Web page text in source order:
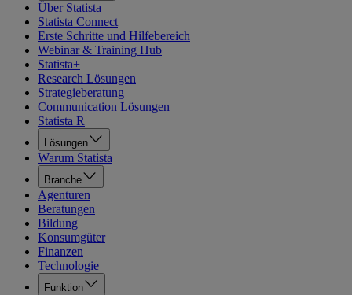
Über Statista
Statista Connect
Erste Schritte und Hilfebereich
Webinar & Training Hub
Statista+
Research Lösungen
Strategieberatung
Communication Lösungen
Statista R
Lösungen
Warum Statista
Branche
Agenturen
Beratungen
Bildung
Konsumgüter
Finanzen
Technologie
Funktion